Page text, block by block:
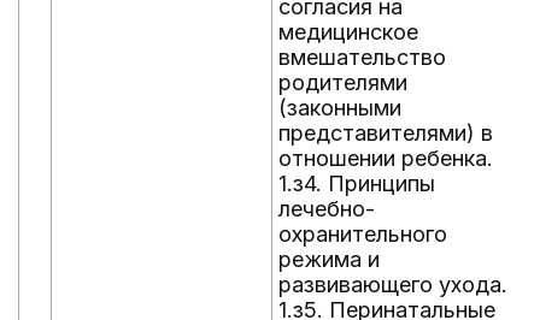
согласия на
медицинское
вмешательство
родителями
(законными
представителями) в
отношении ребенка.
1.з4. Принципы
лечебно-
охранительного
режима и
развивающего ухода.
1.з5. Перинатальные